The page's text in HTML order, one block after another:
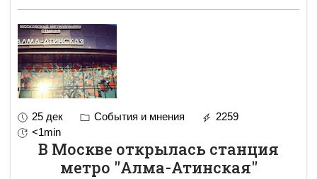
25 дек События и мнения
2259
<1min
В Москве открылась станция
метро "Алма-Атинская"